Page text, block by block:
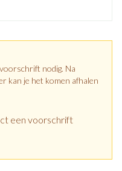
nodig. Na
kan je het komen afhalen
een voorschrift